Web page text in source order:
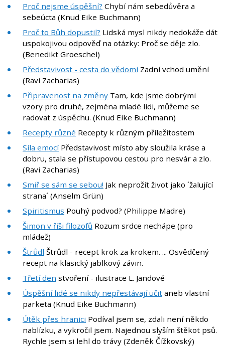
Proč nejsme úspěšní? Chybí nám sebedůvěra a
sebeúcta (Knud Eike Buchmann)
Proč to Bůh dopustil? Lidská mysl nikdy nedokáže dát
uspokojivou odpověď na otázky: Proč se děje zlo.
(Benedikt Groeschel)
Představivost - cesta do vědomíZadní vchod umění
(Ravi Zacharias)
Připravenost na změny Tam, kde jsme dobrými
vzory pro druhé, zejména mladé lidi, můžeme se
radovat z úspěchu. (Knud Eike Buchmann)
Recepty různé Recepty k různým příležitostem
Síla emocíPředstavivost místo aby sloužila kráse a
dobru, stala se přístupovou cestou pro nesvár a zlo.
(Ravi Zacharias)
Smiř se sám se sebou! Jak neprožít život jako ´žalující
strana´ (Anselm Grün)
Spiritismus Pouhý podvod? (Philippe Madre)
Šimon v říši filozofů Rozum srdce nechápe (pro
mládež)
Štrůdl Štrůdl - recept krok za krokem. ... Osvědčený
recept na klasický jablkový závin.
Třetí den stvoření - ilustrace L. Jandové
Úspěšní lidé se nikdy nepřestávají učit aneb vlastní
parketa (Knud Eike Buchmann)
Útěk přes hranici Podíval jsem se, zdali není někdo
nablízku, a vykročil jsem. Najednou slyším štěkot psů.
Rychle jsem si lehl do trávy (Zdeněk Čížkovský)